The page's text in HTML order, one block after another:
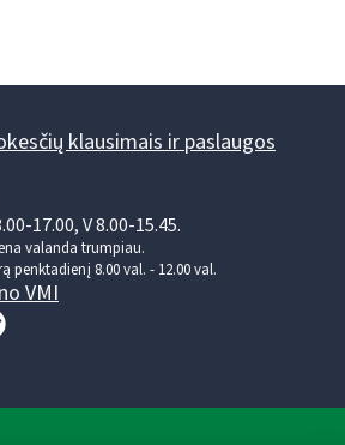
klausimais ir paslaugos
17.00, V 8.00-15.45.
valanda trumpiau.
penktadienį 8.00 val. - 12.00 val.
VMI